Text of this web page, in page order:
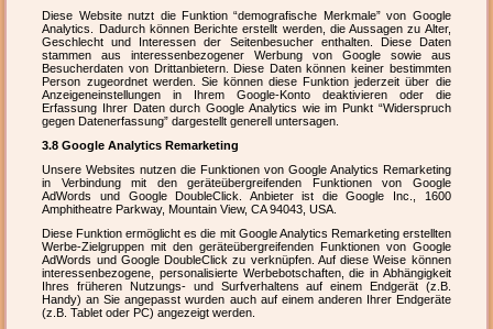
Diese Website nutzt die Funktion “demografische Merkmale” von Google
Analytics. Dadurch können Berichte erstellt werden, die Aussagen zu Alter,
Geschlecht und Interessen der Seitenbesucher enthalten. Diese Daten
stammen aus interessenbezogener Werbung von Google sowie aus
Besucherdaten von Drittanbietern. Diese Daten können keiner bestimmten
Person zugeordnet werden. Sie können diese Funktion jederzeit über die
Anzeigeneinstellungen in Ihrem Google-Konto deaktivieren oder die
Erfassung Ihrer Daten durch Google Analytics wie im Punkt “Widerspruch
gegen Datenerfassung” dargestellt generell untersagen.
3.8 Google Analytics Remarketing
Unsere Websites nutzen die Funktionen von Google Analytics Remarketing
in Verbindung mit den geräteübergreifenden Funktionen von Google
AdWords und Google DoubleClick. Anbieter ist die Google Inc., 1600
Amphitheatre Parkway, Mountain View, CA 94043, USA.
Diese Funktion ermöglicht es die mit Google Analytics Remarketing erstellten
Werbe-Zielgruppen mit den geräteübergreifenden Funktionen von Google
AdWords und Google DoubleClick zu verknüpfen. Auf diese Weise können
interessenbezogene, personalisierte Werbebotschaften, die in Abhängigkeit
Ihres früheren Nutzungs- und Surfverhaltens auf einem Endgerät (z.B.
Handy) an Sie angepasst wurden auch auf einem anderen Ihrer Endgeräte
(z.B. Tablet oder PC) angezeigt werden.